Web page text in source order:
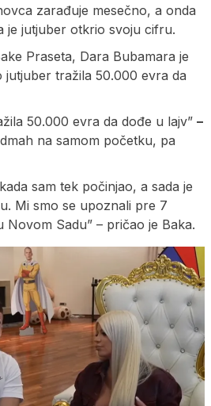
zarađuje mesečno, a onda
je jutjuber otkrio svoju cifru.
Praseta, Dara Bubamara je
jutjuber tražila 50.000 evra da
50.000 evra da dođe u lajv” –
na samom početku, pa
sam tek počinjao, a sada je
Mi smo se upoznali pre 7
Sadu” – pričao je Baka.